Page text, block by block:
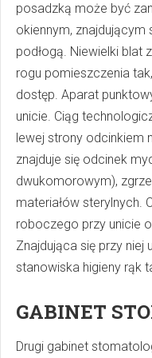
posadzką może być
okiennym,
podłogą. Niewielki blat
rogu pomieszczenia
dostęp. Aparat
unicie. Ciąg
lewej strony odcinkiem
znajduje się odcinek
dwukomorowym),
materiałów sterylnych.
roboczego przy unicie
Znajdująca się przy niej
stanowiska higieny rąk
GABINET
Drugi gabinet